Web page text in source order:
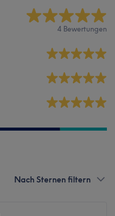
4 Bewertungen
Nach Sternen filtern